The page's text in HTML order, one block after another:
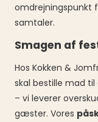
omdrejningspunkt
samtaler.
Smagen af
Hos Kokken &
skal bestille mad
– vi leverer
gæster. Vores